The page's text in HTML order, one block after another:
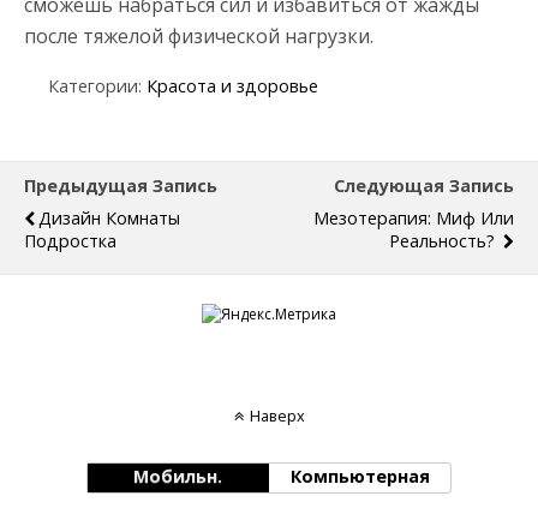
после тяжелой физической нагрузки.
Категории: Красота и здоровье
Предыдущая Запись
Дизайн Комнаты
Подростка
Следующая Запись
Мезотерапия: Миф Или
Реальность?
Наверх
Мобильн. Компьютерная